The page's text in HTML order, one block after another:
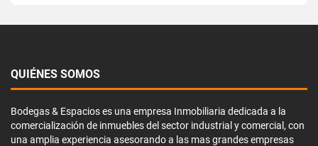
QUIÉNES SOMOS
Bodegas & Espacios es una empresa Inmobiliaria dedicada a la
comercialización de inmuebles del sector industrial y comercial, con
una amplia experiencia asesorando a las mas grandes empresas